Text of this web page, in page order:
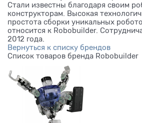
Стали известны благодаря своим
конструкторам. Высокая
простота сборки уникальных
относится к Robobuilder.
2012 года.
Вернуться к списку брендов
Список товаров бренда Robobuilder